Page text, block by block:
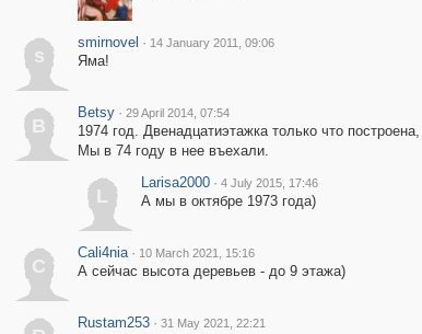
s
smirnovel · 14 January 2011, 09:06
Яма!
B
Betsy · 29 April 2014, 07:54
1974 год. Двенадцатиэтажка только что
Мы в 74 году в нее въехали.
L
Larisa2000 · 4 July 2015, 17:46
А мы в октябре 1973 года)
C
Cali4nia · 10 March 2021, 15:16
А сейчас высота деревьев - до 9 этажа)
Rustam253 · 31 May 2021, 22:21